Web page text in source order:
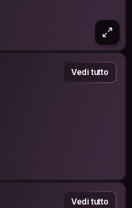
Vedi tutto
Vedi tutto